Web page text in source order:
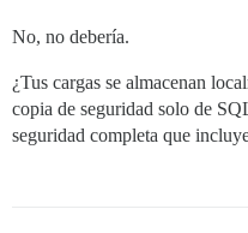
No, no debería.
¿Tus cargas se almacenan
copia de seguridad solo de
seguridad completa que